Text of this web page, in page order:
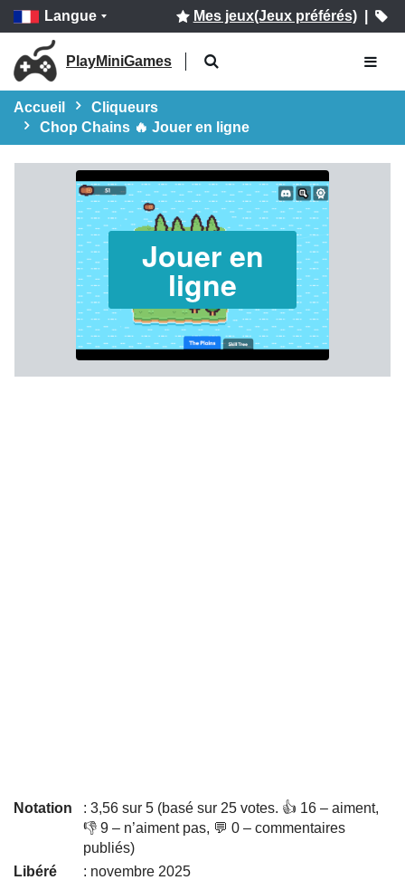
Langue Mes jeux(Jeux préférés)|
PlayMiniGames
Accueil
Cliqueurs
Chop Chains 🔥 Jouer en ligne
Jouer en
ligne
Notation
: 3,56 sur 5 (basé sur 25 votes. 👍 16 – aiment,
👎 9 – n’aiment pas, 💬 0 – commentaires
publiés)
Libéré
: novembre 2025